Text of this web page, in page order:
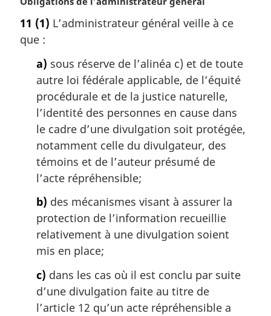
t
e
11 (1) L’administrateur général veille à ce
que :
a) sous réserve de l’alinéa c) et de toute
autre loi fédérale applicable, de l’équité
procédurale et de la justice naturelle,
l’identité des personnes en cause dans
le cadre d’une divulgation soit protégée,
notamment celle du divulgateur, des
témoins et de l’auteur présumé de
l’acte répréhensible;
b) des mécanismes visant à assurer la
protection de l’information recueillie
relativement à une divulgation soient
mis en place;
c) dans les cas où il est conclu par suite
d’une divulgation faite au titre de
l’article 12 qu’un acte répréhensible a